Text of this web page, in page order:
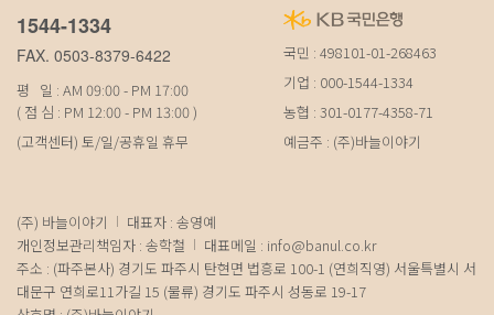
1544-1334
FAX. 0503-8379-6422
평 일 : AM 09:00 - PM 17:00
( 점 심 : PM 12:00 - PM 13:00 )
(고객센터) 토/일/공휴일 휴무
국민 : 498101-01-268463
기업 : 000-1544-1334
농협 : 301-0177-4358-71
예금주 : (주)바늘이야기
(주) 바늘이야기
대표자 : 송영예
개인정보관리책임자 : 송학철
대표메일 : info@banul.co.kr
주소 : (파주본사) 경기도 파주시 탄현면 법흥로 100-1 (연희직영) 서울특별시 서
대문구 연희로11가길 15 (물류) 경기도 파주시 성동로 19-17